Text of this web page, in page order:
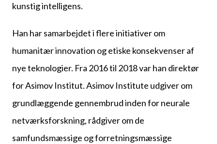
kunstig intelligens.
Han har samarbejdet i flere initiativer om
humanitær innovation og etiske konsekvenser af
nye teknologier. Fra 2016 til 2018 var han direktør
for Asimov Institut. Asimov Institute udgiver om
grundlæggende gennembrud inden for neurale
netværksforskning, rådgiver om de
samfundsmæssige og forretningsmæssige